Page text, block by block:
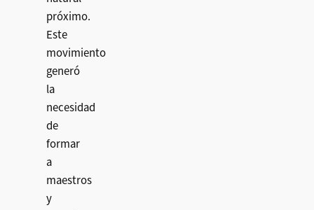
próximo.
Este
movimiento
generó
la
necesidad
de
formar
a
maestros
y